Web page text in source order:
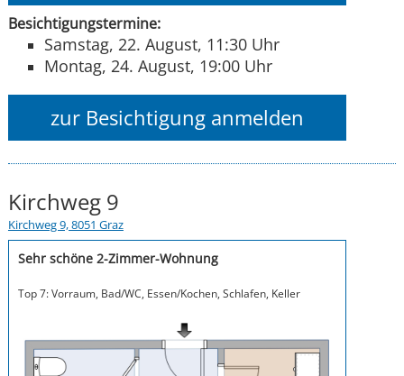
Besichtigungstermine:
Samstag, 22. August, 11:30 Uhr
Montag, 24. August, 19:00 Uhr
zur Besichtigung anmelden
Kirchweg 9
Kirchweg 9, 8051 Graz
Sehr schöne 2-Zimmer-Wohnung
Top 7: Vorraum, Bad/WC, Essen/Kochen, Schlafen, Keller